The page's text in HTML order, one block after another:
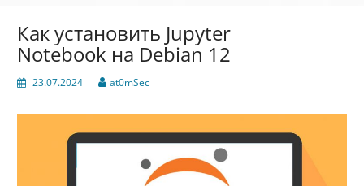
Как установить Jupyter
Notebook на Debian 12
23.07.2024 at0mSec